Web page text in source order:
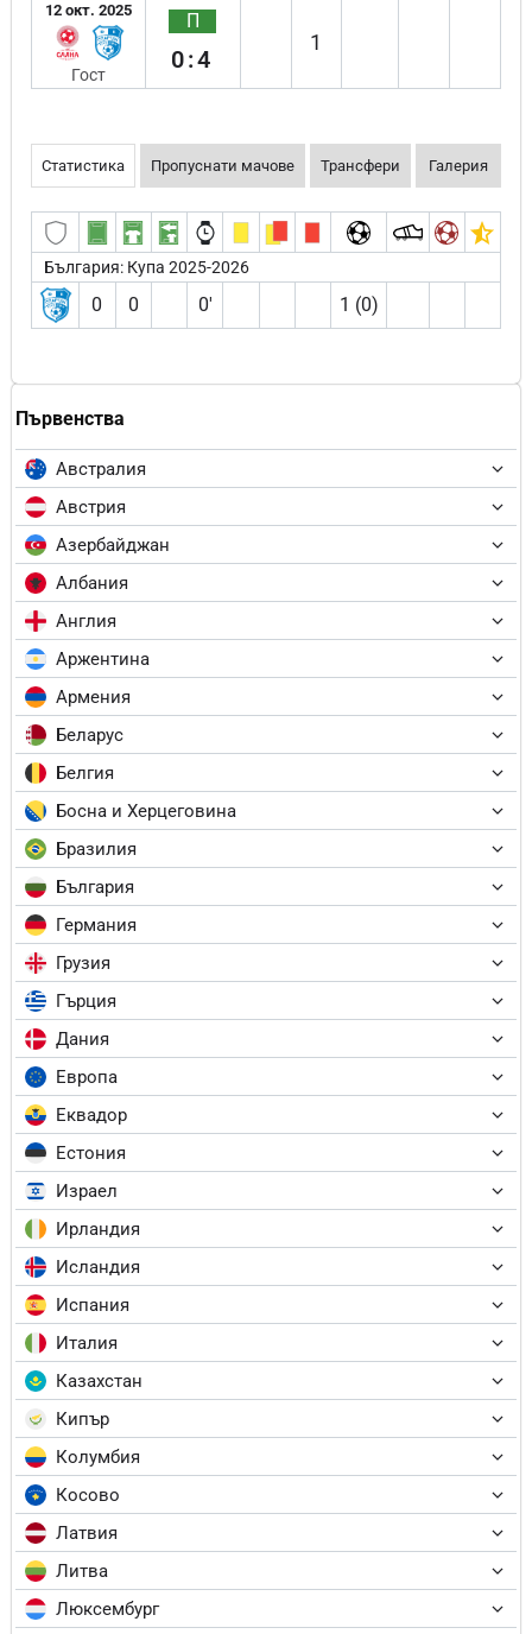
Първенства
Австралия
Австрия
Азербайджан
Албания
Англия
Аржентина
Армения
Беларус
Белгия
Босна и Херцеговина
Бразилия
България
Германия
Грузия
Гърция
Дания
Европа
Еквадор
Естония
Израел
Ирландия
Исландия
Испания
Италия
Казахстан
Кипър
Колумбия
Косово
Латвия
Литва
Люксембург
12 окт. 2025
Гост
П
0:4
1
Статистика Пропуснати мачове Трансфери Галерия
България: Купа 2025-2026
0 0 0′ 1 (0)